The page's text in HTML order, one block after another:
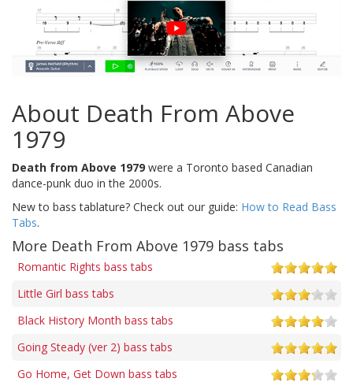
About Death From Above
1979
Death from Above 1979 were a Toronto based Canadian
dance-punk duo in the 2000s.
New to bass tablature? Check out our guide: How to Read Bass
Tabs.
More Death From Above 1979 bass tabs
Romantic Rights bass tabs
Little Girl bass tabs
Black History Month bass tabs
Going Steady (ver 2) bass tabs
Go Home, Get Down bass tabs